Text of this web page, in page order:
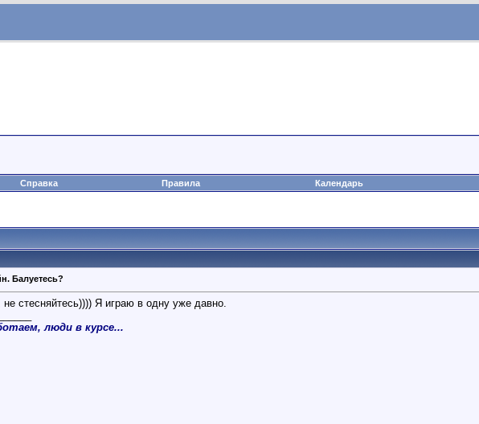
Справка Правила Календарь
Балуетесь?
не стесняйтесь)))) Я играю в одну уже давно.
люди в курсе...